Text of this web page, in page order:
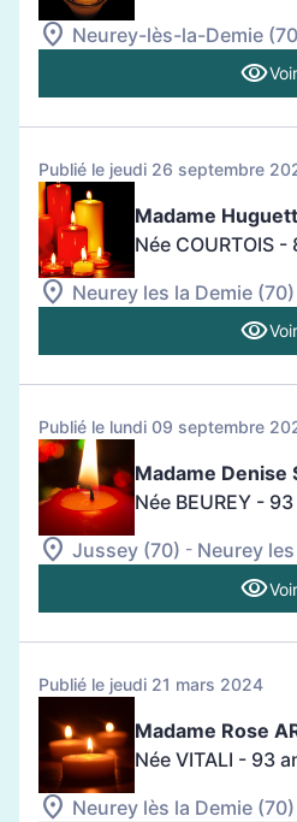
Neurey-lès-la-Demie
Voir
Publié le jeudi 26 septembre
Madame
Née COURTOIS -
Neurey les la Demie (70)
Voir
Publié le lundi 09 septembre
Madame Denise
Née BEUREY - 93
Jussey (70) - Neurey
Voir
Publié le jeudi 21 mars 2024
Madame Rose
Née VITALI - 93
Neurey lès la Demie (70)